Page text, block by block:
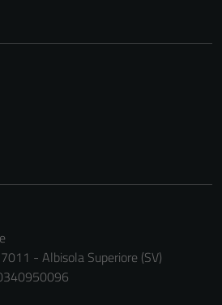
- Albisola Superiore (SV)